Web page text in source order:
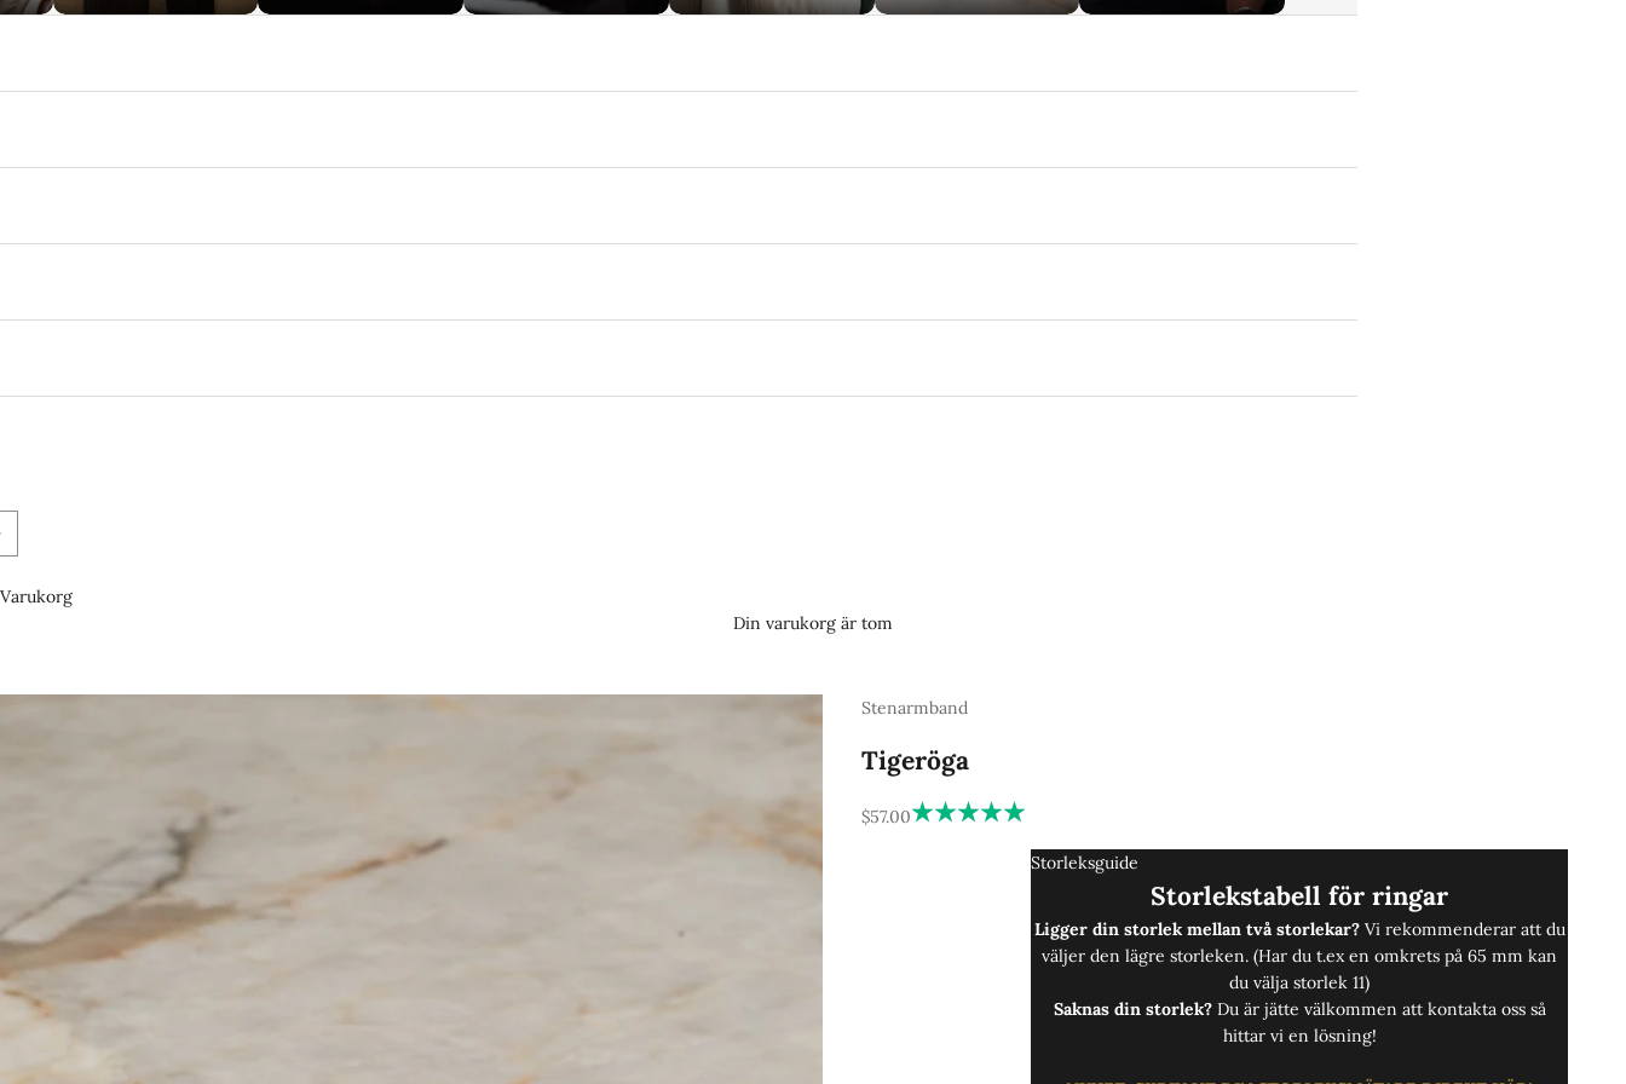
Varukorg
Din varukorg är tom
Stenarmband
Tigeröga
REA-pris
$57.00
Storleksguide
Storlekstabell för ringar
Ligger din storlek mellan två storlekar? Vi rekommenderar att du
väljer den lägre storleken. (Har du t.ex en omkrets på 65 mm kan
du välja storlek 11)
Saknas din storlek?Du är jätte välkommen att kontakta ossså
hittar vi en lösning!